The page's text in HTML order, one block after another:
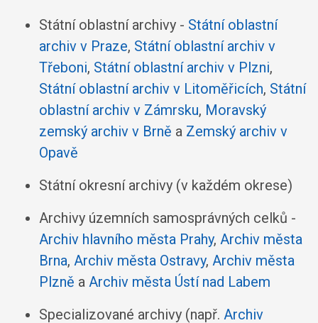
Státní oblastní archivy - Státní oblastní
archiv v Praze, Státní oblastní archiv v
Třeboni, Státní oblastní archiv v Plzni,
Státní oblastní archiv v Litoměřicích, Státní
oblastní archiv v Zámrsku, Moravský
zemský archiv v Brně a Zemský archiv v
Opavě
Státní okresní archivy (v každém okrese)
Archivy územních samosprávných celků -
Archiv hlavního města Prahy, Archiv města
Brna, Archiv města Ostravy, Archiv města
Plzně a Archiv města Ústí nad Labem
Specializované archivy (např. Archiv